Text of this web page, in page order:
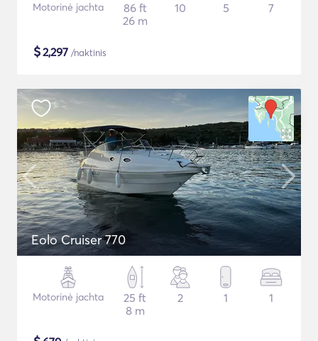
Motorinė jachta
86 ft
26 m
10 5 7
$2,297 /naktinis
Eolo Cruiser 770
Motorinė jachta
25 ft
8 m
2 1 1